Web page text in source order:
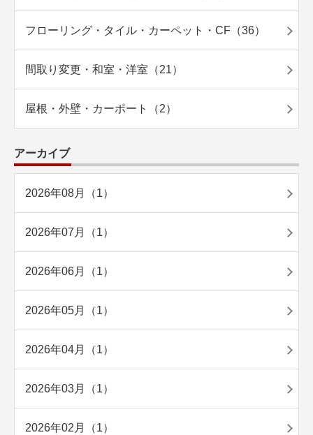
フローリング・タイル・カーペット・CF（36）
間取り変更・和室・洋室（21）
屋根・外壁・カーポート（2）
アーカイブ
2026年08月（1）
2026年07月（1）
2026年06月（1）
2026年05月（1）
2026年04月（1）
2026年03月（1）
2026年02月（1）